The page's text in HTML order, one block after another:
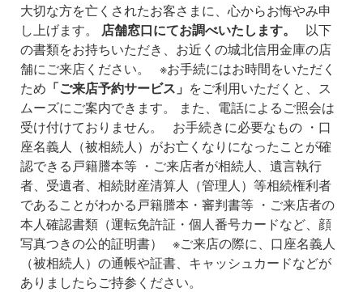
大切な方を亡くされたお客さまに、心からお悔やみ申
し上げます。
店舗窓口にてお調べいたします。
以下
の書類をお持ちいただき、お近くの城北信用金庫の店
舗にご来店ください。
※お手続にはお時間をいただく
ため 「ご来店予約サービス」 をご利用いただくと、ス
ムーズにご案内できます。
また、電話によるご照会は
受け付けておりません。
お手続きに必要なもの ・口
座名義人（被相続人）がお亡くなりになったことが確
認できる戸籍謄本等 ・ご来店者が相続人、遺言執行
者、受遺者、相続財産清算人（管理人）等相続権利者
であることがわかる戸籍謄本・審判書等 ・ご来店者の
本人確認書類（運転免許証・個人番号カードなど、顔
写真つきの公的証明書）
※ご来店の際に、口座名義人
（被相続人）の通帳や証書、キャッシュカードなどが
ありましたらご持参ください。